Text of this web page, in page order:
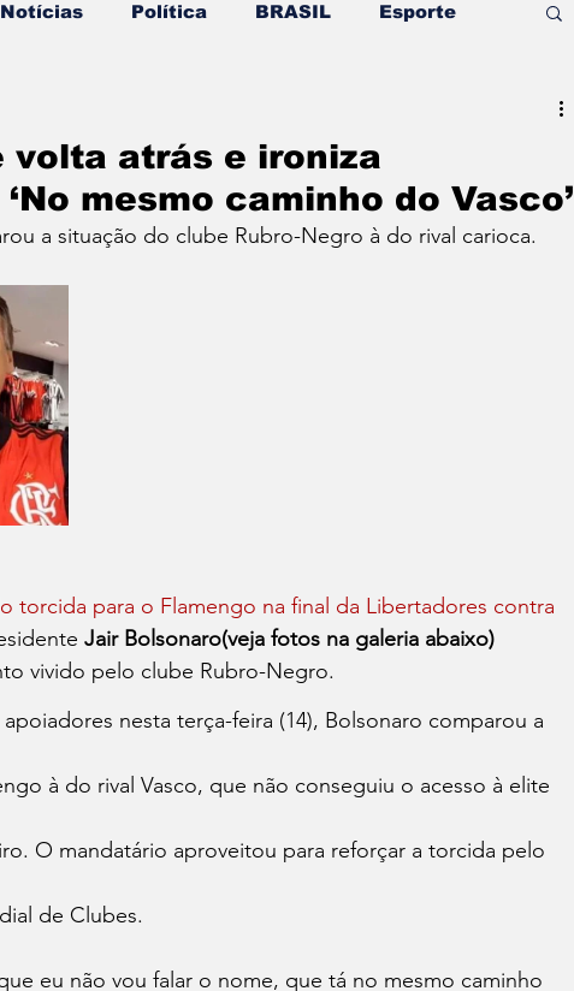
Notícias Política BRASIL Esporte
volta atrás e ironiza
mesmo caminho do Vasco’
a situação do clube Rubro-Negro à do rival carioca.
torcida para o Flamengo na final da Libertadores contra
Jair Bolsonaro(veja fotos na galeria abaixo)
vivido pelo clube Rubro-Negro.
nesta terça-feira (14), Bolsonaro comparou a
à do rival Vasco, que não conseguiu o acesso à elite
O mandatário aproveitou para reforçar a torcida pelo
de Clubes.
eu não vou falar o nome, que tá no mesmo caminho